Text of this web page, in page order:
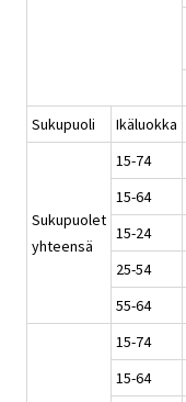
Sukupuoli
Ikäluokka
Sukupuolet
yhteensä
15-74
15-64
15-24
25-54
55-64
15-74
15-64